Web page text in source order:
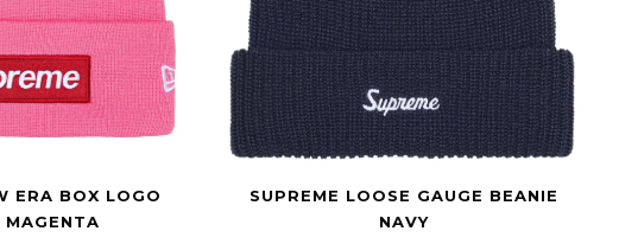
ERA BOX LOGO
MAGENTA
SUPREME LOOSE GAUGE BEANIE
NAVY